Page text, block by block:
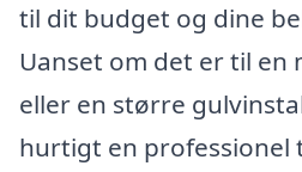
til dit budget og dine
Uanset om det er til en
eller en større
hurtigt en professionel